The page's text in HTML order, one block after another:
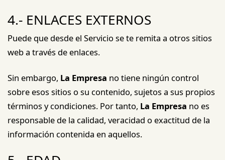
4.- ENLACES EXTERNOS
Puede que desde el Servicio se te remita a otros sitios
web a través de enlaces.
Sin embargo, La Empresa no tiene ningún control
sobre esos sitios o su contenido, sujetos a sus propios
términos y condiciones. Por tanto, La Empresa no es
responsable de la calidad, veracidad o exactitud de la
información contenida en aquellos.